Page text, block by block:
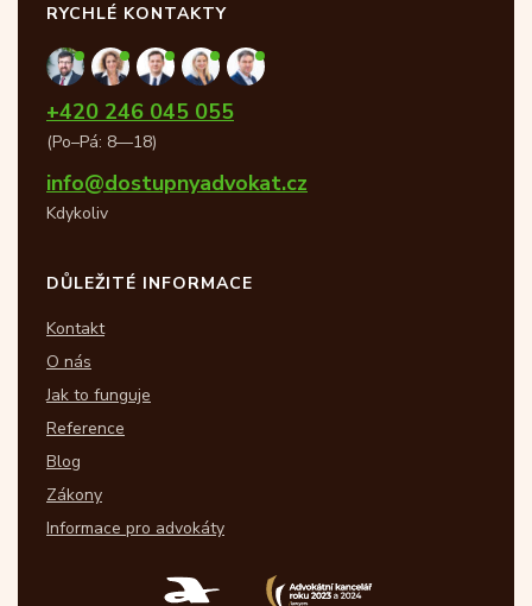
RYCHLÉ KONTAKTY
+420 246 045 055
(Po–Pá: 8—18)
info@dostupnyadvokat.cz
Kdykoliv
DŮLEŽITÉ INFORMACE
Kontakt
O nás
Jak to funguje
Reference
Blog
Zákony
Informace pro advokáty